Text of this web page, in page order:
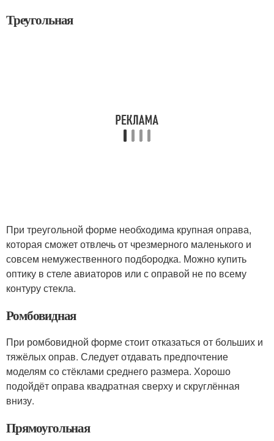
Треугольная
При треугольной форме необходима крупная оправа,
которая сможет отвлечь от чрезмерного маленького и
совсем немужественного подбородка. Можно купить
оптику в стеле авиаторов или с оправой не по всему
контуру стекла.
Ромбовидная
При ромбовидной форме стоит отказаться от больших и
тяжёлых оправ. Следует отдавать предпочтение
моделям со стёклами среднего размера. Хорошо
подойдёт оправа квадратная сверху и скруглённая
внизу.
Прямоугольная